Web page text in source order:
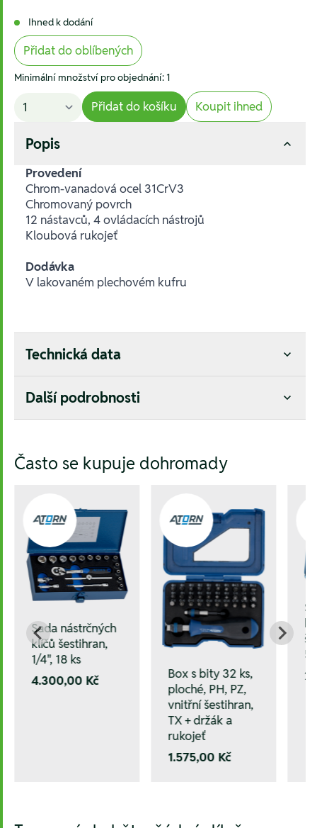
Ihned k dodání
Přidat do oblíbených
Minimální množství pro objednání: 1
Přidat do košíku Koupit ihned
Popis
Provedení
Chrom-vanadová ocel 31CrV3
Chromovaný povrch
12 nástavců, 4 ovládacích nástrojů
Kloubová rukojeť
Dodávka
V lakovaném plechovém kufru
Technická data
Další podrobnosti
Často se kupuje dohromady
Sada nástrčných
klíčů šestihran,
1/4", 18 ks
4.300,00 Kč
Box s bity 32 ks,
ploché, PH, PZ,
vnitřní šestihran,
TX + držák a
rukojeť
1.575,00 Kč